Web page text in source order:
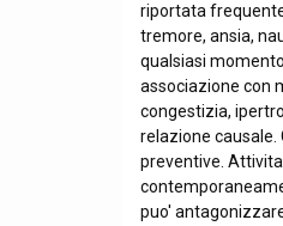
riportata
tremore, ansia,
qualsiasi
associazione con
congestizia,
relazione
preventive.
puo'